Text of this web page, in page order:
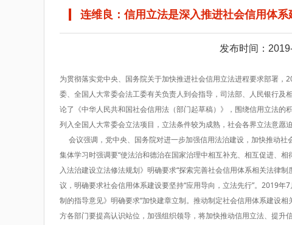
连维良：信用立法是深入推进社会信用体
发布时间：
为贯彻落实党中央、国务院关于加快推进社会信用立法进程要求部署
委、全国人大常委会法工委有关负责人到会指导，司法部、人民银行
论了《中华人民共和国社会信用法（部门起草稿）》，围绕信用立法
列入全国人大常委会立法项目，立法条件较为成熟，社会各界立法意愿
会议强调，党中央、国务院对进一步加强信用法治建设，加快推动
集体学习时强调要“使法治和德治在国家治理中相互补充、相互促进、
入法治建设立法修法规划》明确要求“探索完善社会信用体系相关法律
议，明确要求社会信用体系建设要坚持“应用导向，立法先行”。2019
制的指导意见》明确要求“加快建章立制。推动制定社会信用体系建设
方各部门要提高认识站位，加强组织领导，将加快推动信用立法、提升